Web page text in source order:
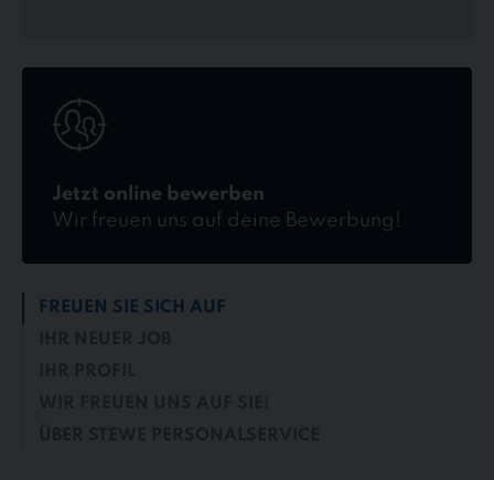
Jetzt online bewerben
Wir freuen uns auf deine Bewerbung!
online
bewerben
FREUEN SIE SICH AUF